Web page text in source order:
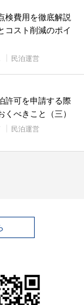
検費用を徹底解説
コスト削減のポイ
民泊運営
許可を申請する際
くべきこと（三）
民泊運営